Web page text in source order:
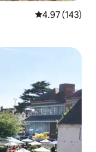
Calificación
4.97 (143)